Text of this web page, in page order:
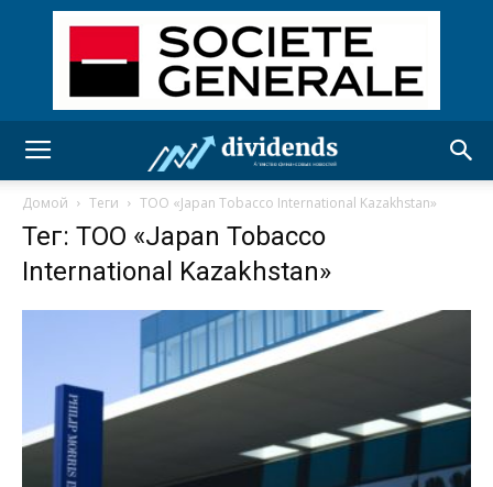
Домой Теги ТОО «Japan Tobacco International Kazakhstan»
Тег: ТОО «Japan Tobacco
International Kazakhstan»